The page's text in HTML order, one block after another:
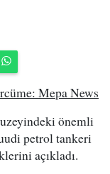
Mepa News
önemli
petrol tankeri
açıkladı.